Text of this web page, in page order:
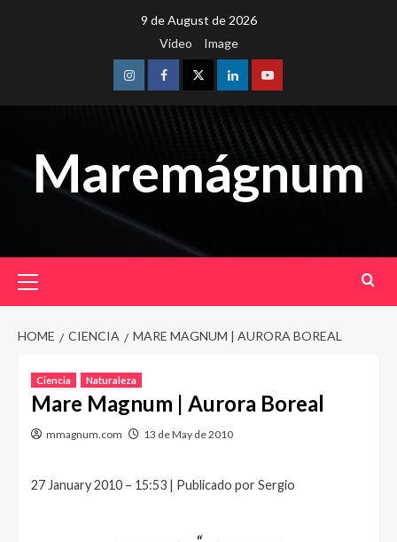
9 de August de 2026
Video
Image
InstagramFacebookTwitterLinkedinYoutube
Maremágnum
Menu
HOME CIENCIA MARE MAGNUM | AURORA BOREAL
Ciencia Naturaleza
Mare Magnum | Aurora Boreal
mmagnum.com 13 de May de 2010
27 January 2010 – 15:53 | Publicado por Sergio